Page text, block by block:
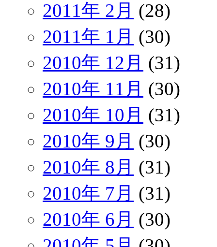
2011年 2月 (28)
2011年 1月 (30)
2010年 12月 (31)
2010年 11月 (30)
2010年 10月 (31)
2010年 9月 (30)
2010年 8月 (31)
2010年 7月 (31)
2010年 6月 (30)